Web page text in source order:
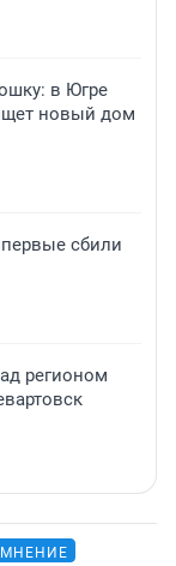
в Югре
новый дом
сбили
регионом
МНЕНИЕ